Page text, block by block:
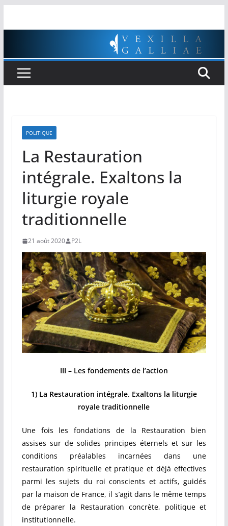
POLITIQUE
La Restauration
intégrale. Exaltons la
liturgie royale
traditionnelle
21 août 2020 P2L
III – Les fondements de l’action
1) La Restauration intégrale. Exaltons la liturgie
royale traditionnelle
Une fois les fondations de la Restauration bien
assises sur de solides principes éternels et sur les
conditions préalables incarnées dans une
restauration spirituelle et pratique et déjà effectives
parmi les sujets du roi conscients et actifs, guidés
par la maison de France, il s’agit dans le même temps
de préparer la Restauration concrète, politique et
institutionnelle.